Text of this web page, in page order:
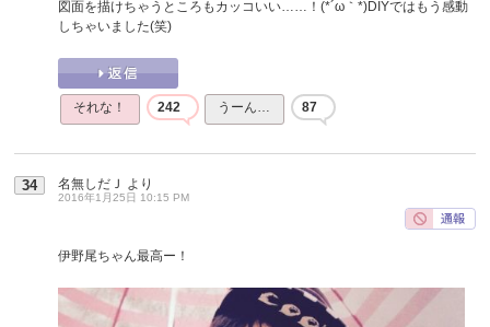
図面を描けちゃうところもカッコいい……！(*´ω｀*)DIYではもう感動
しちゃいました(笑)
それな！ 242 うーん… 87
34 名無しだＪ より
2016年1月25日 10:15 PM
伊野尾ちゃん最高ー！